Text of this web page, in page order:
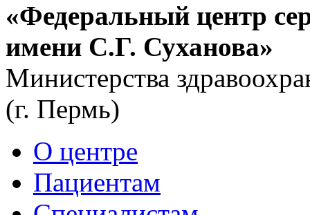
«Федеральный центр
имени С.Г. Суханова»
Министерства
(г. Пермь)
О центре
Пациентам